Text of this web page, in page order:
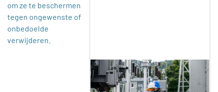
om ze te beschermen
tegen ongewenste of
onbedoelde
verwijderen.